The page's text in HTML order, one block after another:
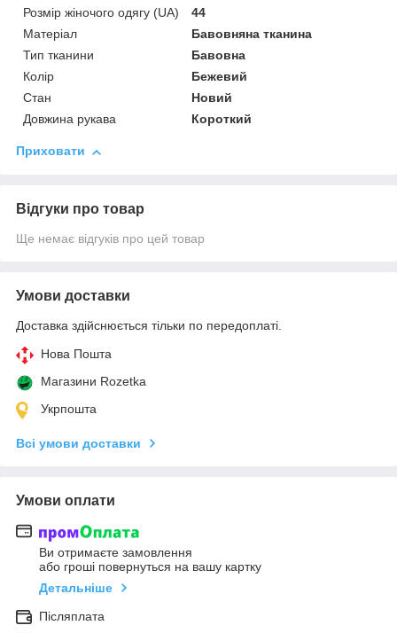
Розмір жіночого одягу (UA)
44
Матеріал
Бавовняна тканина
Тип тканини
Бавовна
Колір
Бежевий
Стан
Новий
Довжина рукава
Короткий
Приховати
Відгуки про товар
Ще немає відгуків про цей товар
Умови доставки
Доставка здійснюється тільки по передоплаті.
Нова Пошта
Магазини Rozetka
Укрпошта
Всі умови доставки
Умови оплати
Ви отримаєте замовлення
або гроші повернуться на вашу картку
Детальніше
Післяплата